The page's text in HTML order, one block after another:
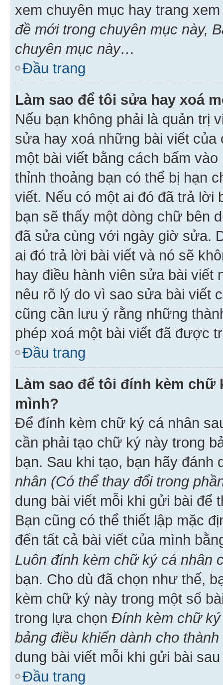
xem chuyên mục hay trang
đề mới trong chuyên mục này,
chuyên mục này…
Đầu trang
Làm sao để tôi sửa hay xoá
Nếu bạn không phải là quản trị
sửa hay xoá những bài viết
một bài viết bằng cách bấm
thỉnh thoảng bạn có thể bị hạn
viết. Nếu có một ai đó đã trả lời
bạn sẽ thấy một dòng chữ bên
đã sửa cùng với ngày giờ sửa.
ai đó trả lời bài viết và nó sẽ
hay điều hành viên sửa bài viết
nêu rõ lý do vì sao sửa bài viết
cũng cần lưu ý rằng những
phép xoá một bài viết đã được
Đầu trang
Làm sao để tôi đính kèm chữ
mình?
Để đính kèm chữ ký cá nhân
cần phải tạo chữ ký này trong
bạn. Sau khi tạo, bạn hãy
nhân (Có thể thay đổi trong
dung bài viết mỗi khi gửi bài để
Bạn cũng có thể thiết lập mặc
đến tất cả bài viết của mình
Luôn đính kèm chữ ký cá nhân
bạn. Cho dù đã chọn như thế,
kèm chữ ký này trong một số
trong lựa chọn Đính kèm chữ
bảng điều khiển dành cho
dung bài viết mỗi khi gửi bài sau
Đầu trang